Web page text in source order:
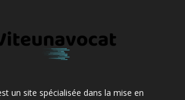
un site spécialisée dans la mise en